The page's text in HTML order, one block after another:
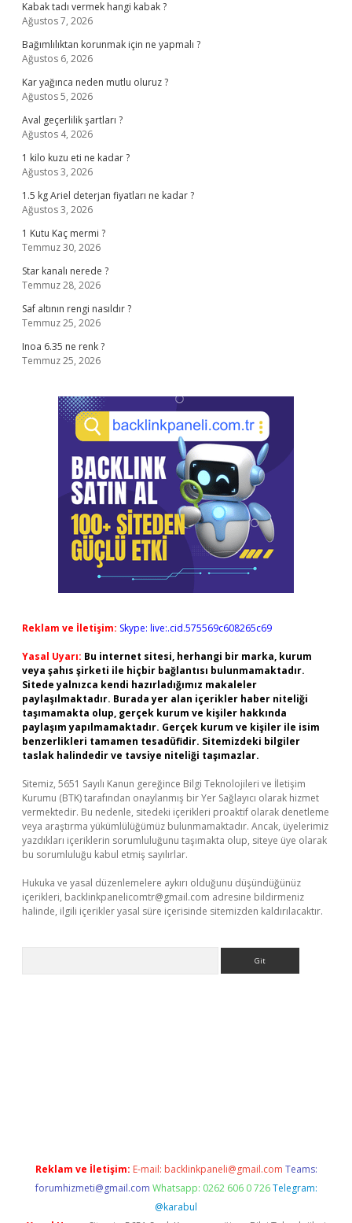
Kabak tadı vermek hangi kabak ?
Ağustos 7, 2026
Bağımlılıktan korunmak için ne yapmalı ?
Ağustos 6, 2026
Kar yağınca neden mutlu oluruz ?
Ağustos 5, 2026
Aval geçerlilik şartları ?
Ağustos 4, 2026
1 kilo kuzu eti ne kadar ?
Ağustos 3, 2026
1.5 kg Ariel deterjan fiyatları ne kadar ?
Ağustos 3, 2026
1 Kutu Kaç mermi ?
Temmuz 30, 2026
Star kanalı nerede ?
Temmuz 28, 2026
Saf altının rengi nasıldır ?
Temmuz 25, 2026
Inoa 6.35 ne renk ?
Temmuz 25, 2026
Reklam ve İletişim: Skype: live:.cid.575569c608265c69
Yasal Uyarı: Bu internet sitesi, herhangi bir marka, kurum
veya şahıs şirketi ile hiçbir bağlantısı bulunmamaktadır.
Sitede yalnızca kendi hazırladığımız makaleler
paylaşılmaktadır. Burada yer alan içerikler haber niteliği
taşımamakta olup, gerçek kurum ve kişiler hakkında
paylaşım yapılmamaktadır. Gerçek kurum ve kişiler ile isim
benzerlikleri tamamen tesadüfidir. Sitemizdeki bilgiler
taslak halindedir ve tavsiye niteliği taşımazlar.
Sitemiz, 5651 Sayılı Kanun gereğince Bilgi Teknolojileri ve İletişim
Kurumu (BTK) tarafından onaylanmış bir Yer Sağlayıcı olarak hizmet
vermektedir. Bu nedenle, sitedeki içerikleri proaktif olarak denetleme
veya araştırma yükümlülüğümüz bulunmamaktadır. Ancak, üyelerimiz
yazdıkları içeriklerin sorumluluğunu taşımakta olup, siteye üye olarak
bu sorumluluğu kabul etmiş sayılırlar.
Hukuka ve yasal düzenlemelere aykırı olduğunu düşündüğünüz
içerikleri, backlinkpanelicomtr@gmail.com adresine bildirmeniz
halinde, ilgili içerikler yasal süre içerisinde sitemizden kaldırılacaktır.
Reklam ve İletişim: E-mail: backlinkpaneli@gmail.com Teams:
forumhizmeti@gmail.com Whatsapp: 0262 606 0 726 Telegram:
@karabul